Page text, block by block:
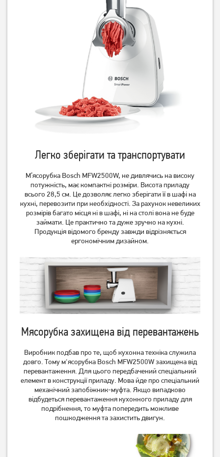
М'ясорубка Rotex RMG202-
G Vega
2 649
М'ясорубка Zelmer ZMM
грн
4 829грн
М'ясорубка Moulinex
4 699грн
2050R
2 439грн
білий
4 429
3 539грн
Легко зберігати та транспортувати
М’ясорубка Bosch MFW2500W, не дивлячись на високу
потужність, має компактні розміри. Висота приладу
всього 28,5 см. Це дозволяє легко зберігати її в шафі на
кухні, перевозити при необхідності. За рахунок невеликих
розмірів багато місця ні в шафі, ні на столі вона не буде
займати. Це практично та дуже зручно на кухні.
Продукція відомого бренду завжди відрізняється
ергономічним дизайном.
Мясорубка захищена від перевантажень
Виробник подбав про те, щоб кухонна техніка служила
довго. Тому м'ясорубка Bosch MFW2500W захищена від
перевантаження. Для цього передбачений спеціальний
елемент в конструкції приладу. Мова йде про спеціальний
механічний запобіжник-муфта. Якщо випадково
відбудеться перевантаження кухонного приладу для
подрібнення, то муфта попередить можливе
пошкодження та захистить двигун.